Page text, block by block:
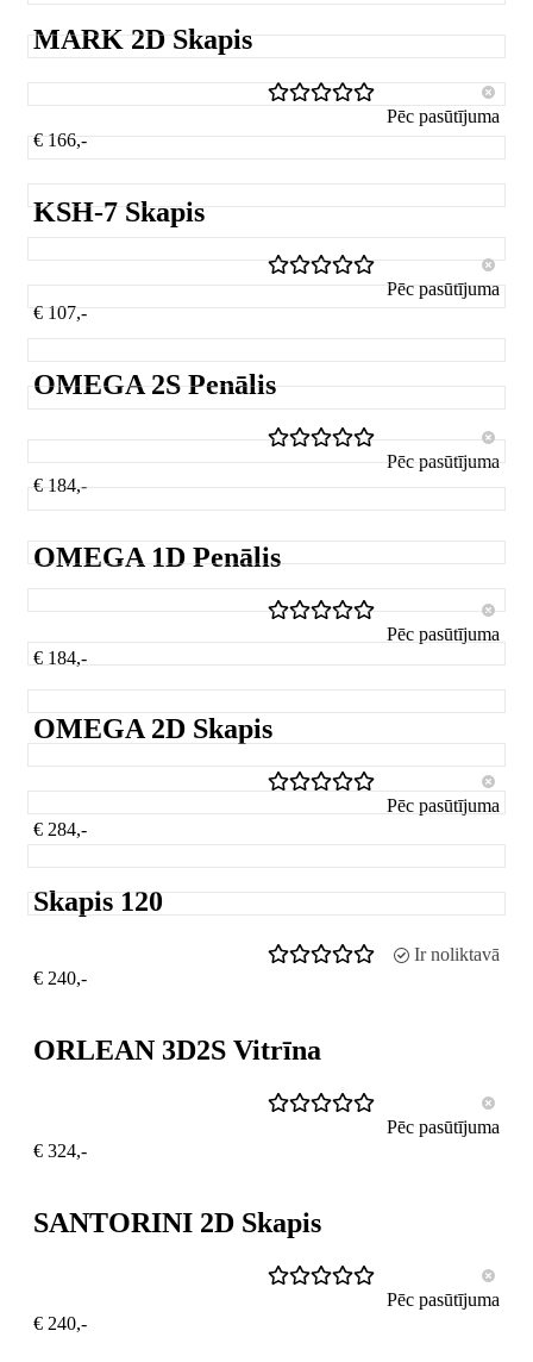
MARK 2D Skapis
Pēc pasūtījuma
€ 166,-
KSH-7 Skapis
Pēc pasūtījuma
€ 107,-
OMEGA 2S Penālis
Pēc pasūtījuma
€ 184,-
OMEGA 1D Penālis
Pēc pasūtījuma
€ 184,-
OMEGA 2D Skapis
Pēc pasūtījuma
€ 284,-
Skapis 120
Ir noliktavā
€ 240,-
ORLEAN 3D2S Vitrīna
Pēc pasūtījuma
€ 324,-
SANTORINI 2D Skapis
Pēc pasūtījuma
€ 240,-